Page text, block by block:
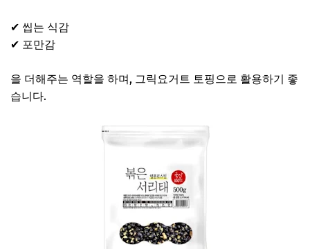
✔ 씹는 식감
✔ 포만감
을 더해주는 역할을 하며, 그릭요거트 토핑으로 활용하기 좋
습니다.